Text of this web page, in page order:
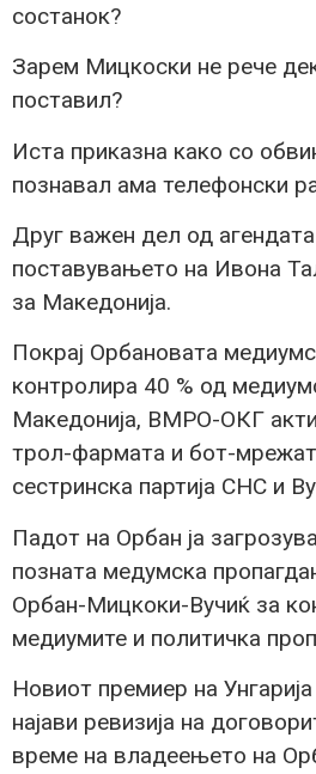
состанок?
Зарем Мицкоски не рече
поставил?
Иста приказна како со
познавал ама телефонски
Друг важен дел од
поставувањето на Ивона
за Македонија.
Покрај Орбановата
контролира 40 % од
Македонија, ВМРО-ОКГ
трол-фармата и бот-
сестринска партија СНС и
Падот на Орбан ја
позната медумска
Орбан-Мицкоки-Вучиќ за
медиумите и политичка
Новиот премиер на
најави ревизија на
време на владеењето на